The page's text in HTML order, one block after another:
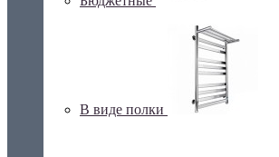
В виде полки